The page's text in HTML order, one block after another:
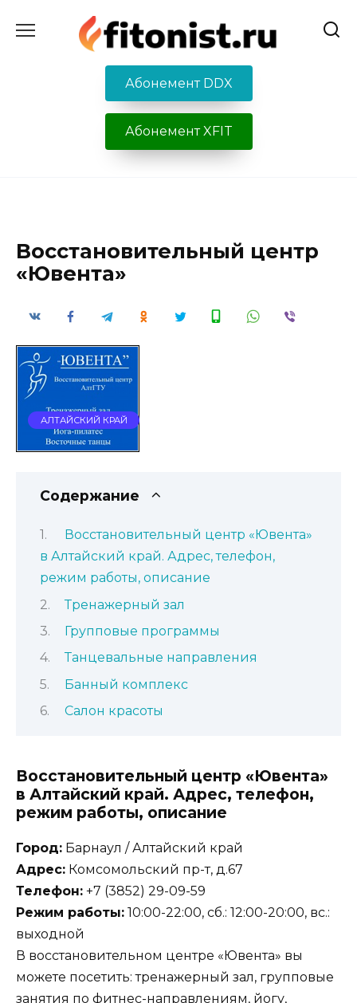
содержанию
Абонемент DDX
Абонемент XFIT
Восстановительный центр
«Ювента»
АЛТАЙСКИЙ КРАЙ
Содержание
Восстановительный центр «Ювента»
в Алтайский край. Адрес, телефон,
режим работы, описание
Тренажерный зал
Групповые программы
Танцевальные направления
Банный комплекс
Салон красоты
Восстановительный центр «Ювента»
в Алтайский край. Адрес, телефон,
режим работы, описание
Город: Барнаул / Алтайский край
Адрес: Комсомольский пр-т, д.67
Телефон: +7 (3852) 29-09-59
Режим работы: 10:00-22:00, сб.: 12:00-20:00, вс.:
выходной
В восстановительном центре «Ювента» вы
можете посетить: тренажерный зал, групповые
занятия по фитнес-направлениям, йогу,